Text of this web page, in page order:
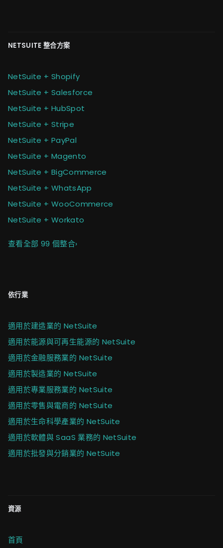
NETSUITE 整合方案
NetSuite + Shopify
NetSuite + Salesforce
NetSuite + HubSpot
NetSuite + Stripe
NetSuite + PayPal
NetSuite + Magento
NetSuite + BigCommerce
NetSuite + WhatsApp
NetSuite + WooCommerce
NetSuite + Workato
查看全部 99 個整合›
依行業
適用於建造業的 NetSuite
適用於能源與可再生能源的 NetSuite
適用於金融服務業的 NetSuite
適用於製造業的 NetSuite
適用於專業服務業的 NetSuite
適用於零售與電商的 NetSuite
適用於生命科學產業的 NetSuite
適用於軟體與 SaaS 業務的 NetSuite
適用於批發與分銷業的 NetSuite
資源
首頁